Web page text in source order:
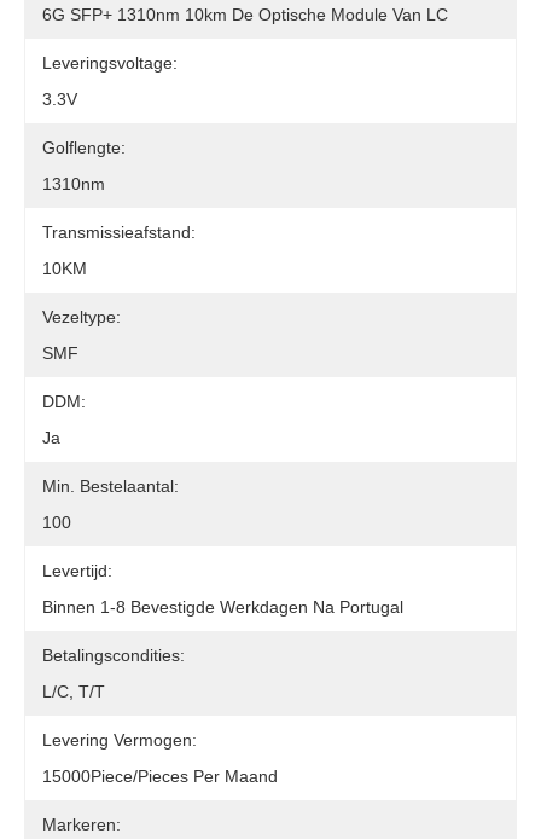
6G SFP+ 1310nm 10km De Optische Module Van LC
Leveringsvoltage:
3.3V
Golflengte:
1310nm
Transmissieafstand:
10KM
Vezeltype:
SMF
DDM:
Ja
Min. Bestelaantal:
100
Levertijd:
Binnen 1-8 Bevestigde Werkdagen Na Portugal
Betalingscondities:
L/C, T/T
Levering Vermogen:
15000Piece/Pieces Per Maand
Markeren: